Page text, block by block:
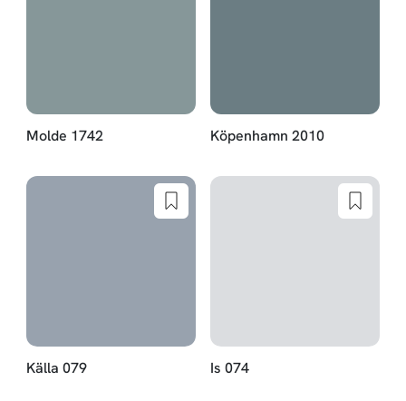
Molde 1742 Köpenhamn 2010
Källa 079 Is 074